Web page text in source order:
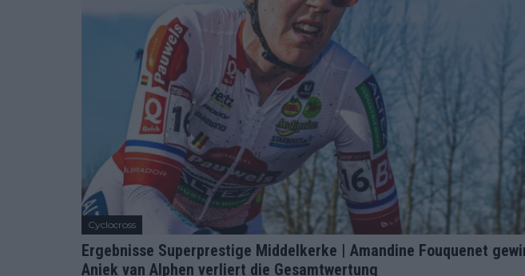
Cyclocross
Ergebnisse Superprestige Middelkerke | Amandine Fouquenet
Aniek van Alphen verliert die Gesamtwertung